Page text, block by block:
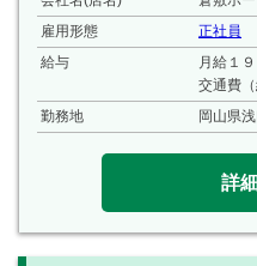
雇用形態
正社員
給与
月給１
交通費
勤務地
岡山県
詳